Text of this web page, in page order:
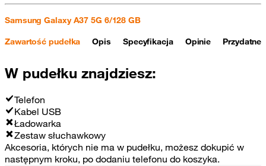
Samsung Galaxy A37 5G 6/128 GB
Zawartość pudełka
Opis Specyfikacja Opinie Przydatne
W pudełku znajdziesz:
Telefon
Kabel USB
Ładowarka
Zestaw słuchawkowy
Akcesoria, których nie ma w pudełku, możesz dokupić w
następnym kroku, po dodaniu telefonu do koszyka.